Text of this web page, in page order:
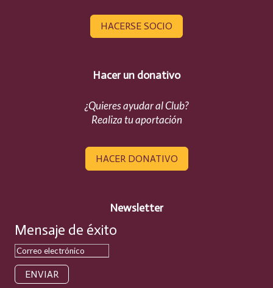
HACERSE SOCIO
Hacer un donativo
¿Quieres ayudar al Club?
Realiza tu aportación
HACER DONATIVO
Newsletter
Mensaje de éxito
ENVIAR